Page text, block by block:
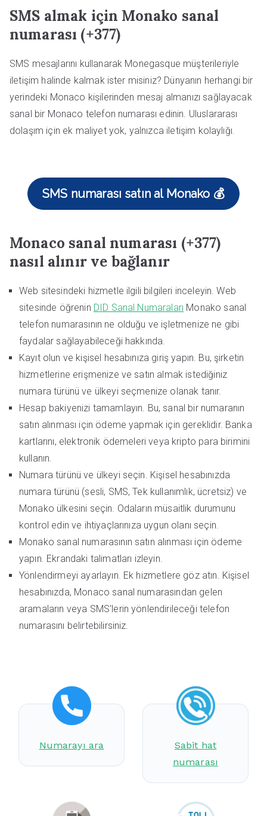
SMS almak için Monako sanal
numarası (+377)
SMS mesajlarını kullanarak Monegasque müşterileriyle
iletişim halinde kalmak ister misiniz? Dünyanın herhangi bir
yerindeki Monaco kişilerinden mesaj almanızı sağlayacak
sanal bir Monaco telefon numarası edinin. Uluslararası
dolaşım için ek maliyet yok, yalnızca iletişim kolaylığı.
SMS numarası satın al Monako 💰
Monaco sanal numarası (+377)
nasıl alınır ve bağlanır
Web sitesindeki hizmetle ilgili bilgileri inceleyin. Web
sitesinde öğrenin DID Sanal Numaraları Monako sanal
telefon numarasının ne olduğu ve işletmenize ne gibi
faydalar sağlayabileceği hakkında.
Kayıt olun ve kişisel hesabınıza giriş yapın. Bu, şirketin
hizmetlerine erişmenize ve satın almak istediğiniz
numara türünü ve ülkeyi seçmenize olanak tanır.
Hesap bakiyenizi tamamlayın. Bu, sanal bir numaranın
satın alınması için ödeme yapmak için gereklidir. Banka
kartlarını, elektronik ödemeleri veya kripto para birimini
kullanın.
Numara türünü ve ülkeyi seçin. Kişisel hesabınızda
numara türünü (sesli, SMS, Tek kullanımlık, ücretsiz) ve
Monako ülkesini seçin. Odaların müsaitlik durumunu
kontrol edin ve ihtiyaçlarınıza uygun olanı seçin.
Monako sanal numarasının satın alınması için ödeme
yapın. Ekrandaki talimatları izleyin.
Yönlendirmeyi ayarlayın. Ek hizmetlere göz atın. Kişisel
hesabınızda, Monaco sanal numarasından gelen
aramaların veya SMS'lerin yönlendirileceği telefon
numarasını belirtebilirsiniz.
Numarayı ara
Sabit hat
numarası